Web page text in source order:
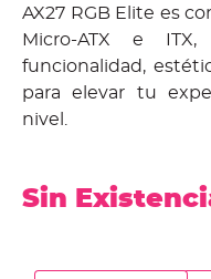
AX27 RGB Elite es
Micro-ATX e
funcionalidad,
para elevar tu
nivel.
Sin